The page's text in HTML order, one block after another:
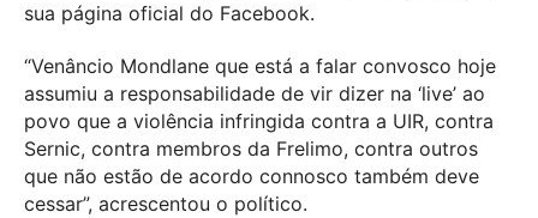
sua página oficial do Facebook.
“Venâncio Mondlane que está a falar convosco hoje
assumiu a responsabilidade de vir dizer na ‘live’ ao
povo que a violência infringida contra a UIR, contra
Sernic, contra membros da Frelimo, contra outros
que não estão de acordo connosco também deve
cessar”, acrescentou o político.